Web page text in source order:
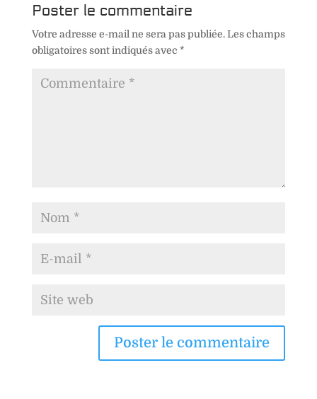
Poster le commentaire
Votre adresse e-mail ne sera pas publiée. Les champs
obligatoires sont indiqués avec *